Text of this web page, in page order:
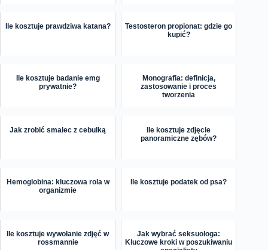
Ile kosztuje prawdziwa katana?
Testosteron propionat: gdzie go
kupić?
Ile kosztuje badanie emg
prywatnie?
Monografia: definicja,
zastosowanie i proces
tworzenia
Jak zrobić smalec z cebulką
Ile kosztuje zdjęcie
panoramiczne zębów?
Hemoglobina: kluczowa rola w
organizmie
Ile kosztuje podatek od psa?
Ile kosztuje wywołanie zdjęć w
rossmannie
Jak wybrać seksuologa:
Kluczowe kroki w poszukiwaniu